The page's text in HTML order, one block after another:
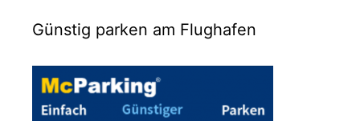
Günstig parken am Flughafen